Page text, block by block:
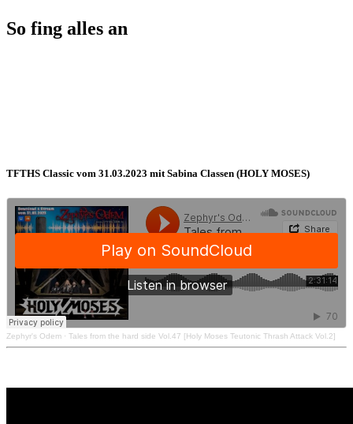
So fing alles an
TFTHS Classic vom 31.03.2023 mit Sabina Classen (HOLY MOSES)
Zephyr's Odem · Tales from the hard side Vol.47 [Holy Moses Teutonic Thrash Attack Vol.2]